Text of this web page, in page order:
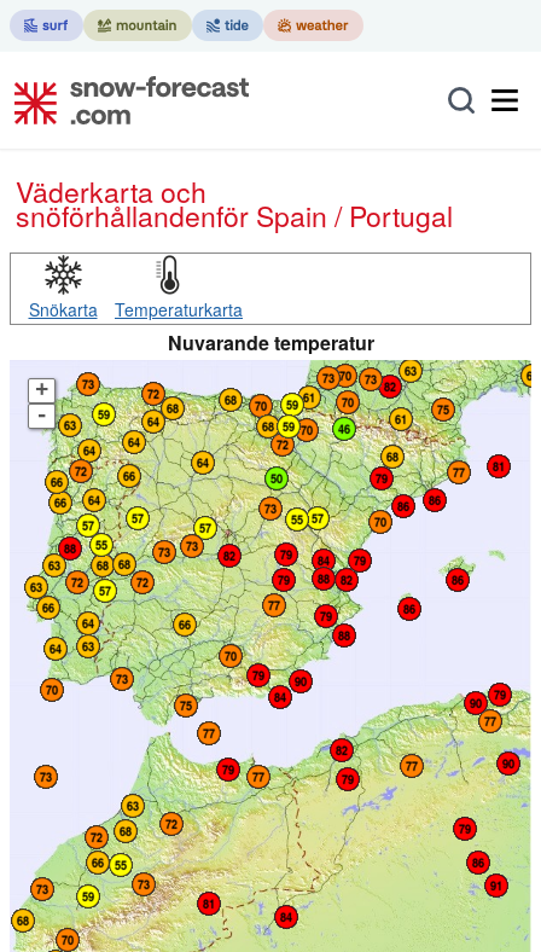
Väderkarta och
snöförhållandenför Spain / Portugal
Snökarta Temperaturkarta
Nuvarande temperatur
+
-